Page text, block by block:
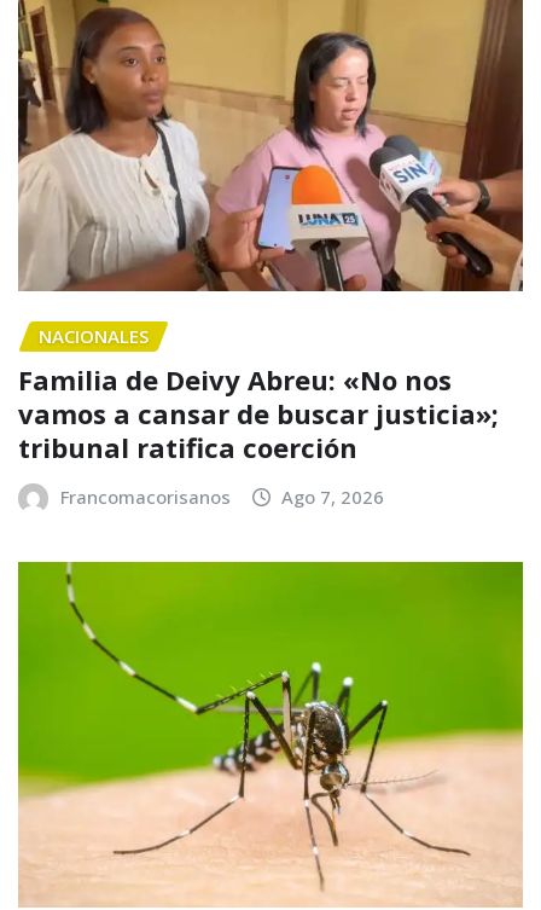
NACIONALES
Familia de Deivy Abreu: «No nos
vamos a cansar de buscar justicia»;
tribunal ratifica coerción
Francomacorisanos Ago 7, 2026